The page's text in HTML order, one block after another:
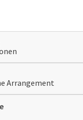
Arrangement